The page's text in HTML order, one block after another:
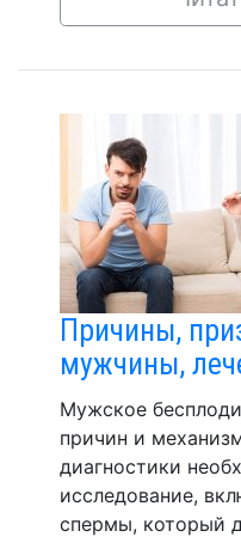
Причины,
мужчины,
Мужское
причин и
диагностики
исследование,
спермы, который